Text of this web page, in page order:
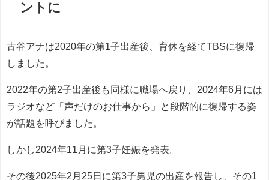
ントに
古谷アナは2020年の第1子出産後、育休を経てTBSに復帰
しました。
2022年の第2子出産後も同様に職場へ戻り、2024年6月には
ラジオなど「声だけのお仕事から」と段階的に復帰する姿
が話題を呼びました。
しかし2024年11月に第3子妊娠を発表。
その後2025年2月25日に第3子男児の出産を報告し、その1